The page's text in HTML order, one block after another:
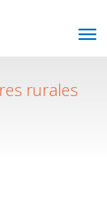
rurales